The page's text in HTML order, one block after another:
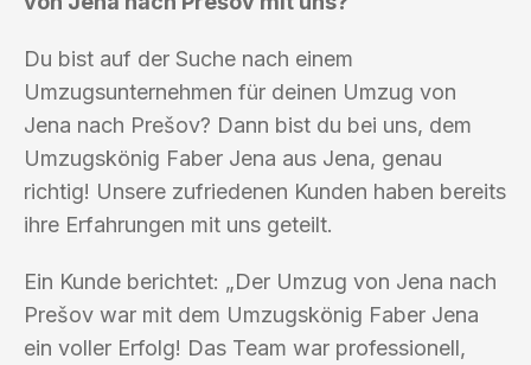
Du bist auf der Suche nach einem
Umzugsunternehmen für deinen Umzug von
Jena nach Prešov? Dann bist du bei uns, dem
Umzugskönig Faber Jena aus Jena, genau
richtig! Unsere zufriedenen Kunden haben bereits
ihre Erfahrungen mit uns geteilt.
Ein Kunde berichtet: „Der Umzug von Jena nach
Prešov war mit dem Umzugskönig Faber Jena
ein voller Erfolg! Das Team war professionell,